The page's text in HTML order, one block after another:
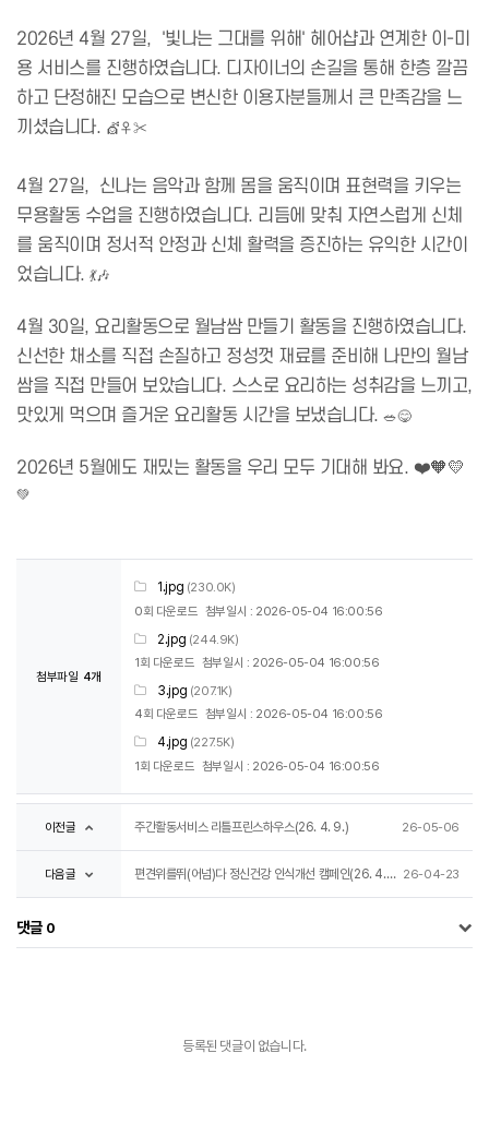
2026년 4월 27일, '빛나는 그대를 위해' 헤어샵과 연계한 이-미
용 서비스를 진행하였습니다. 디자이너의 손길을 통해 한층 깔끔
하고 단정해진 모습으로 변신한 이용자분들께서 큰 만족감을 느
끼셨습니다. 💇♀️✂️
4월 27일, 신나는 음악과 함께 몸을 움직이며 표현력을 키우는
무용활동 수업을 진행하였습니다. 리듬에 맞춰 자연스럽게 신체
를 움직이며 정서적 안정과 신체 활력을 증진하는 유익한 시간이
었습니다. 💃🎶
4월 30일, 요리활동으로 월남쌈 만들기 활동을 진행하였습니다.
신선한 채소를 직접 손질하고 정성껏 재료를 준비해 나만의 월남
쌈을 직접 만들어 보았습니다. 스스로 요리하는 성취감을 느끼고,
맛있게 먹으며 즐거운 요리활동 시간을 보냈습니다. 🥗😋
2026년 5월에도 재밌는 활동을 우리 모두 기대해 봐요. ❤️🧡💛
💚
첨부파일 4개
1.jpg (230.0K)
0회 다운로드 첨부일시 : 2026-05-04 16:00:56
2.jpg (244.9K)
1회 다운로드 첨부일시 : 2026-05-04 16:00:56
3.jpg (207.1K)
4회 다운로드 첨부일시 : 2026-05-04 16:00:56
4.jpg (227.5K)
1회 다운로드 첨부일시 : 2026-05-04 16:00:56
이전글 주간활동서비스 리틀프린스하우스(26. 4. 9.) 26-05-06
다음글 편견위를뛰(어넘)다 정신건강 인식개선 캠페인(26. 4. 20.) 26-04-23
댓글 0
등록된 댓글이 없습니다.